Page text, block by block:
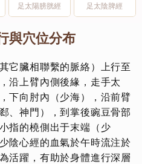
足太陽膀胱經 足太陰脾經
與穴位分布
它臟相聯繫的脈絡）上行至
沿上臂內側後緣，走手太
下向肘內（少海），沿前臂
、神門），到掌後豌豆骨部
指的橈側出于末端（少
陰心經的血氣於午時流注於
活躍，有助於身體進行深層